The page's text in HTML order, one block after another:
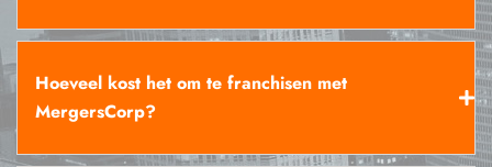
Hoeveel kost het om te franchisen met
MergersCorp?